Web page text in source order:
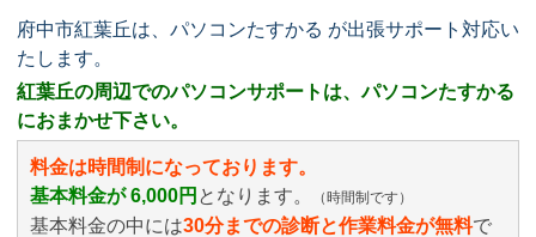
府中市紅葉丘は、パソコンたすかる が出張サポート対応い
たします。
紅葉丘の周辺でのパソコンサポートは、パソコンたすかる
におまかせ下さい。
料金は時間制になっております。
基本料金が 6,000円 となります。 （時間制です）
基本料金の中には30分までの診断と作業料金が無料で